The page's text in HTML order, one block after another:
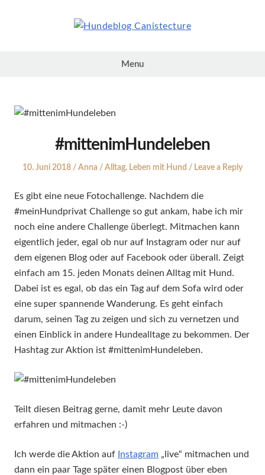
Menu
#mittenimHundeleben
Posted
10. Juni 2018 Author
Anna
Posted
Alltag, Leben mit Hund Leave a Reply
Es gibt eine neue Fotochallenge. Nachdem die
#meinHundprivat Challenge so gut ankam, habe ich mir
noch eine andere Challenge überlegt. Mitmachen kann
eigentlich jeder, egal ob nur auf Instagram oder nur auf
dem eigenen Blog oder auf Facebook oder überall. Zeigt
einfach am 15. jeden Monats deinen Alltag mit Hund.
Dabei ist es egal, ob das ein Tag auf dem Sofa wird oder
eine super spannende Wanderung. Es geht einfach
darum, seinen Tag zu zeigen und sich zu vernetzen und
einen Einblick in andere Hundealltage zu bekommen. Der
Hashtag zur Aktion ist #mittenimHundeleben.
Teilt diesen Beitrag gerne, damit mehr Leute davon
erfahren und mitmachen :-)
Ich werde die Aktion auf Instagram „live“ mitmachen und
dann ein paar Tage später einen Blogpost über eben